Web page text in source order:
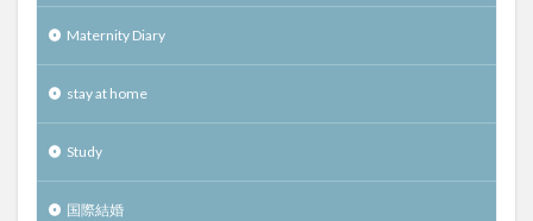
Maternity Diary
stay at home
Study
国際結婚